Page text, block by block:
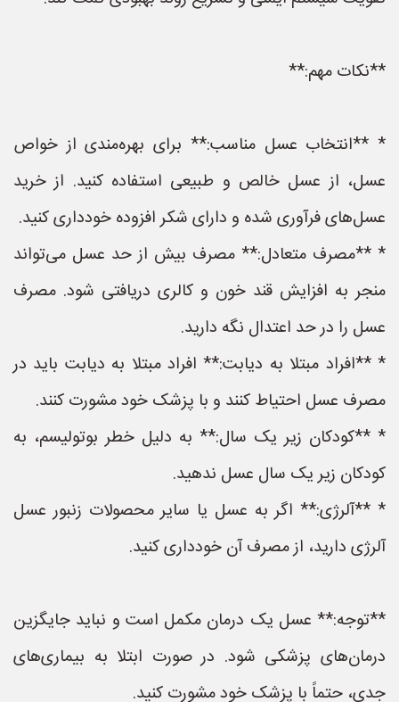
**نکات مهم:**
* **انتخاب عسل مناسب:** برای بهره‌مندی از خواص
عسل، از عسل خالص و طبیعی استفاده کنید. از خرید
عسل‌های فرآوری شده و دارای شکر افزوده خودداری کنید.
* **مصرف متعادل:** مصرف بیش از حد عسل می‌تواند
منجر به افزایش قند خون و کالری دریافتی شود. مصرف
عسل را در حد اعتدال نگه دارید.
* **افراد مبتلا به دیابت:** افراد مبتلا به دیابت باید در
مصرف عسل احتیاط کنند و با پزشک خود مشورت کنند.
* **کودکان زیر یک سال:** به دلیل خطر بوتولیسم، به
کودکان زیر یک سال عسل ندهید.
* **آلرژی:** اگر به عسل یا سایر محصولات زنبور عسل
آلرژی دارید، از مصرف آن خودداری کنید.
**توجه:** عسل یک درمان مکمل است و نباید جایگزین
درمان‌های پزشکی شود. در صورت ابتلا به بیماری‌های
جدی، حتماً با پزشک خود مشورت کنید.